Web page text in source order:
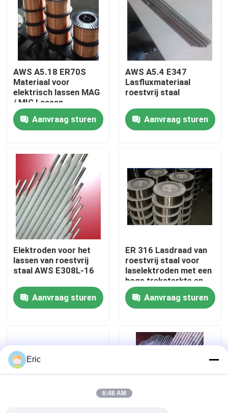
Thuis
Over ons
Fabrieksreis
Kwaliteitscontrole
Vraag een offerte aan
Company News
mariene deuren
AWS A5.18 ER70S
Materiaal voor
elektrisch lassen MAG
/ MIG Lassen
Aanvraag sturen
AWS A5.4 E347
Lasfluxmateriaal
roestvrij staal
Aanvraag sturen
Elektroden voor het
lassen van roestvrij
staal AWS E308L-16
Aanvraag sturen
ER 316 Lasdraad van
roestvrij staal voor
laselektroden met een
hoge treksterkte en
een uitstekende
spoelvormende
eigenschap
Aanvraag sturen
Eric
6:48 AM